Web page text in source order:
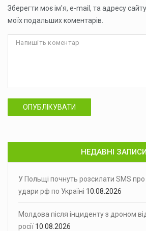
Зберегти моє ім'я, e-mail, та адресу
моїх подальших коментарів.
ОПУБЛІКУВАТИ
НЕДАВНІ ЗАПИСИ
У Польщі почнуть розсилати SMS про
удари рф по Україні 10.08.2026
Молдова після інциденту з дроном
росії 10.08.2026